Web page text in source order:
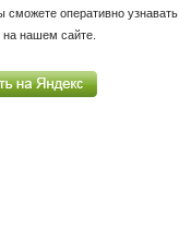
сможете оперативно
на нашем сайте.